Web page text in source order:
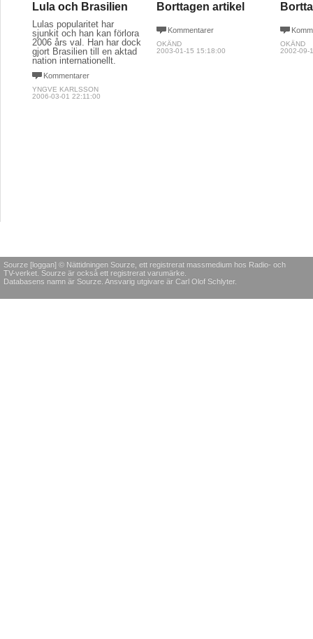
Lula och Brasilien
Lulas popularitet har
sjunkit och han kan förlora
2006 års val. Han har dock
gjort Brasilien till en aktad
nation internationellt.
Kommentarer
YNGVE KARLSSON
2006-03-01 22:11:00
Borttagen artikel
Kommentarer
OKÄND
2003-01-15 15:18:00
OKÄND
2002-09-
Sourze [loggan] © Nättidningen Sourze, ett registrerat massmedium hos Radio- och
TV-verket. Sourze är också ett registrerat varumärke.
Databasens namn är Sourze. Ansvarig utgivare är Carl Olof Schlyter.